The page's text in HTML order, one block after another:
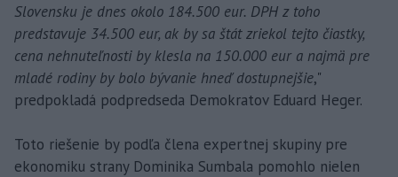
Slovensku je dnes okolo 184.500 eur. DPH z toho
predstavuje 34.500 eur, ak by sa štát zriekol tejto čiastky,
cena nehnuteľnosti by klesla na 150.000 eur a najmä pre
mladé rodiny by bolo bývanie hneď dostupnejšie,"
predpokladá podpredseda Demokratov Eduard Heger.
Toto riešenie by podľa člena expertnej skupiny pre
ekonomiku strany Dominika Sumbala pomohlo nielen